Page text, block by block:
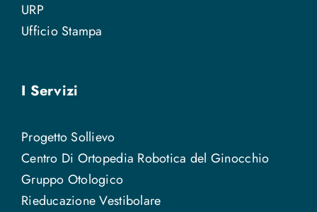
URP
Ufficio Stampa
I Servizi
Progetto Sollievo
Centro Di Ortopedia Robotica del Ginocchio
Gruppo Otologico
Rieducazione Vestibolare